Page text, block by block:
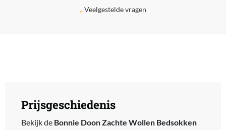
Veelgestelde vragen
Prijsgeschiedenis
Bekijk de Bonnie Doon Zachte Wollen Bedsokken